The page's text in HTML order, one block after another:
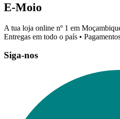
E-Moio
A tua loja online nº 1 em
Entregas em todo o país •
Siga-nos